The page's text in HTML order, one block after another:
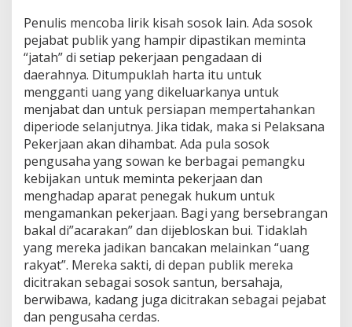
Penulis mencoba lirik kisah sosok lain. Ada sosok
pejabat publik yang hampir dipastikan meminta
“jatah” di setiap pekerjaan pengadaan di
daerahnya. Ditumpuklah harta itu untuk
mengganti uang yang dikeluarkanya untuk
menjabat dan untuk persiapan mempertahankan
diperiode selanjutnya. Jika tidak, maka si Pelaksana
Pekerjaan akan dihambat. Ada pula sosok
pengusaha yang sowan ke berbagai pemangku
kebijakan untuk meminta pekerjaan dan
menghadap aparat penegak hukum untuk
mengamankan pekerjaan. Bagi yang bersebrangan
bakal di”acarakan” dan dijebloskan bui. Tidaklah
yang mereka jadikan bancakan melainkan “uang
rakyat”. Mereka sakti, di depan publik mereka
dicitrakan sebagai sosok santun, bersahaja,
berwibawa, kadang juga dicitrakan sebagai pejabat
dan pengusaha cerdas.